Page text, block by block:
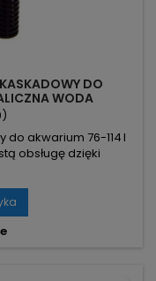
DO
WODA
do akwarium 76-114 l
obsługę dzięki
Wydajność
w akwarium
przy stałej pracy.
w zestawie – filtr...